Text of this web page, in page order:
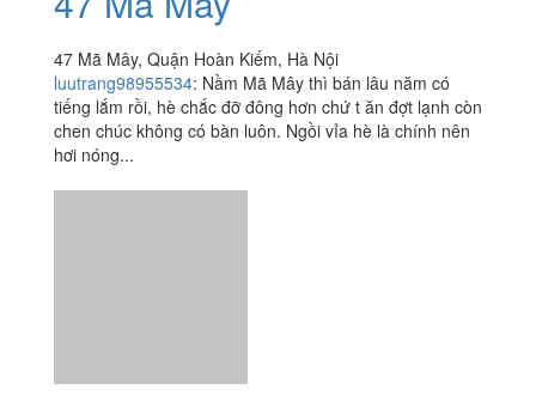
3.7/ 5Bò Nướng Xuân Xuân -
47 Mã Mây
47 Mã Mây, Quận Hoàn Kiếm, Hà Nội
luutrang98955534:Nầm Mã Mây thì bán lâu năm có